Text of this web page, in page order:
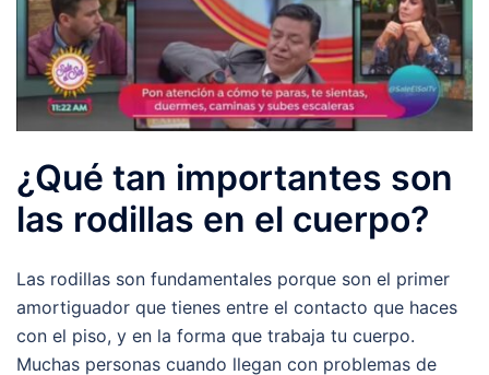
¿Qué tan importantes son
las rodillas en el cuerpo?
Las rodillas son fundamentales porque son el primer
amortiguador que tienes entre el contacto que haces
con el piso, y en la forma que trabaja tu cuerpo.
Muchas personas cuando llegan con problemas de